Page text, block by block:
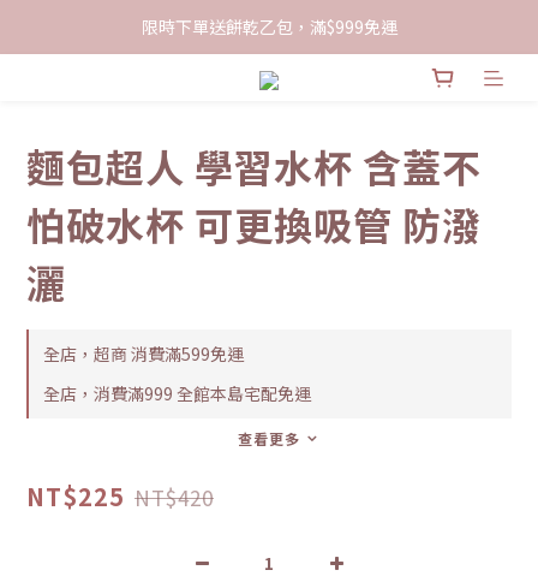
限時下單送餅乾乙包，滿$999免運
限時下單送餅乾乙包，滿$999免運
加入會員領100現折購物金
麵包超人 學習水杯 含蓋不
怕破水杯 可更換吸管 防潑
灑
全店，超商 消費滿599免運
全店，消費滿999 全館本島宅配免運
查看更多
NT$225 NT$420